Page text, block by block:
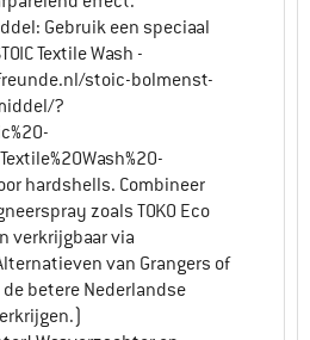
Gebruik een speciaal
Textile Wash -
stoic-bolmenst-
?
hardshells. Combineer
zoals TOKO Eco
verkrijgbaar via
van Grangers of
betere Nederlandse